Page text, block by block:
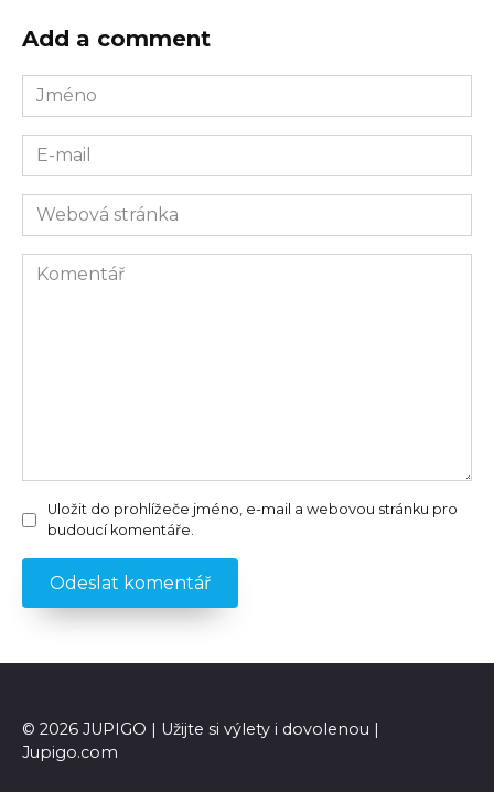
Add a comment
Jméno
E-
mail
Webová
stránka
Komentář
Uložit do prohlížeče jméno, e-mail a webovou stránku pro
budoucí komentáře.
© 2026 JUPIGO | Užijte si výlety i dovolenou |
Jupigo.com